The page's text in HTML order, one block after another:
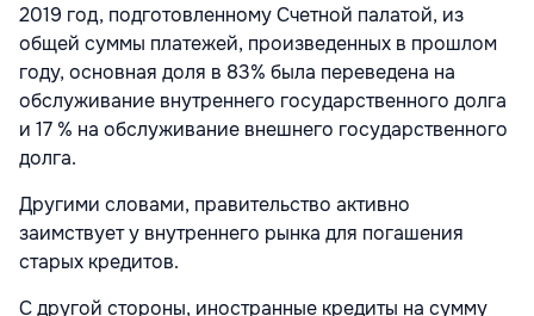
2019 год, подготовленному Счетной палатой, из
общей суммы платежей, произведенных в прошлом
году, основная доля в 83% была переведена на
обслуживание внутреннего государственного долга
и 17 % на обслуживание внешнего государственного
долга.
Другими словами, правительство активно
заимствует у внутреннего рынка для погашения
старых кредитов.
С другой стороны, иностранные кредиты на сумму